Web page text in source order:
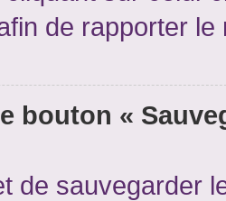
de rapporter le
bouton «
de sauvegarder